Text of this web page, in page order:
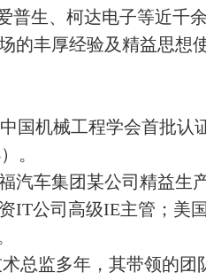
普生、柯达电子等近千
的丰厚经验及精益思想
国机械工程学会首批认
。
汽车集团某公司精益生
IT公司高级IE主管；美
总监多年，其带领的团